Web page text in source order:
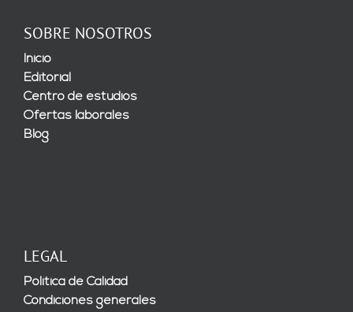
SOBRE NOSOTROS
Inicio
Editorial
Centro de estudios
Ofertas laborales
Blog
LEGAL
Política de Calidad
Condiciones generales